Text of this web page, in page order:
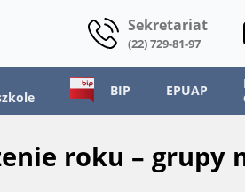
Sekretariat
(22) 729-81-97
BIP EPUAP
roku – grupy